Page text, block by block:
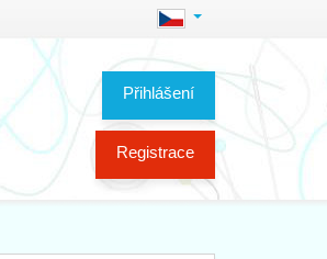
Přihlášení
Registrace